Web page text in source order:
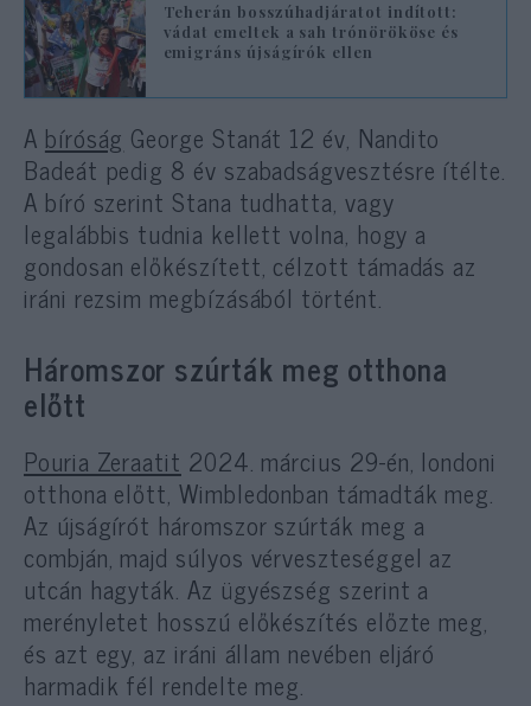
Teherán bosszúhadjáratot indított:
vádat emeltek a sah trónörököse és
emigráns újságírók ellen
A bíróság George Stanát 12 év, Nandito
Badeát pedig 8 év szabadságvesztésre ítélte.
A bíró szerint Stana tudhatta, vagy
legalábbis tudnia kellett volna, hogy a
gondosan előkészített, célzott támadás az
iráni rezsim megbízásából történt.
Háromszor szúrták meg otthona
előtt
Pouria Zeraatit 2024. március 29-én, londoni
otthona előtt, Wimbledonban támadták meg.
Az újságírót háromszor szúrták meg a
combján, majd súlyos vérveszteséggel az
utcán hagyták. Az ügyészség szerint a
merényletet hosszú előkészítés előzte meg,
és azt egy, az iráni állam nevében eljáró
harmadik fél rendelte meg.